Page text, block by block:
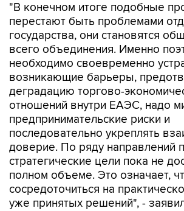
"В конечном итоге подобные
перестают быть проблемами
государства, они становятся
всего объединения. Именно
необходимо своевременно
возникающие барьеры,
деградацию торгово-
отношений внутри ЕАЭС, надо
предпринимательские риски и
последовательно укреплять
доверие. По ряду направлений
стратегические цели пока не
полном объеме. Это означает,
сосредоточиться на
уже принятых решений", -